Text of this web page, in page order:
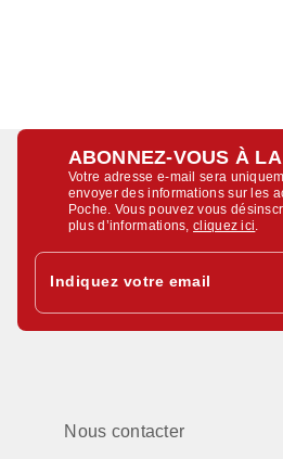
ABONNEZ-VOUS À
Votre adresse e-mail sera
envoyer des informations sur les
Poche. Vous pouvez vous
plus d’informations,cliquez ici
Indiquez votre email
Nous contacter